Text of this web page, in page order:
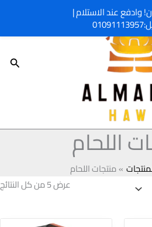
اللحام
منتجات اللحام
عرض ⁦5⁩ من كل النتائج
وادفع عند الاستلام |